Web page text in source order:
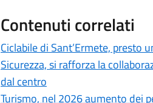
Contenuti correlati
Ciclabile di Sant’Ermete, presto
Sicurezza, si rafforza la
dal centro
Turismo, nel 2026 aumento dei